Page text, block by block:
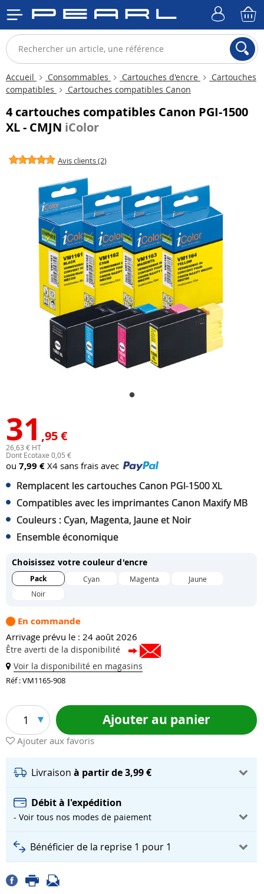
Accueil Consommables Cartouches d'encre
Cartouches
compatibles
Cartouches compatibles Canon
4 cartouches compatibles Canon PGI-1500
XL - CMJN iColor
Avis clients (2)
31 ,95 €
26,63 € HT
Dont Ecotaxe 0,05 €
ou 7,99 € X4 sans frais avec
Remplacent les cartouches Canon PGI-1500 XL
Compatibles avec les imprimantes Canon Maxify MB
Couleurs : Cyan, Magenta, Jaune et Noir
Ensemble économique
Choisissez votre couleur d'encre
Pack Cyan Magenta
Jaune
Noir
En commande
Arrivage prévu le : 24 août 2026
Être averti de la disponibilité
Voir la disponibilité en magasins
Réf : VM1165-908
1 Ajouter au panier
Ajouter aux favoris
Livraison à partir de 3,99 €
Débit à l'expédition
- Voir tous nos modes de paiement
Bénéficier de la reprise 1 pour 1